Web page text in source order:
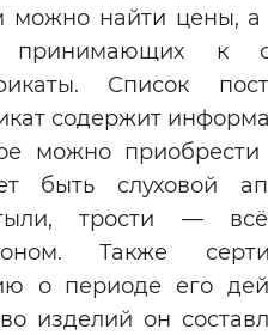
Остановить
настройки
можно найти цены, а
принимающих к
Список
содержит
можно
быть слуховой
трости —
Также
о периоде его
изделий он